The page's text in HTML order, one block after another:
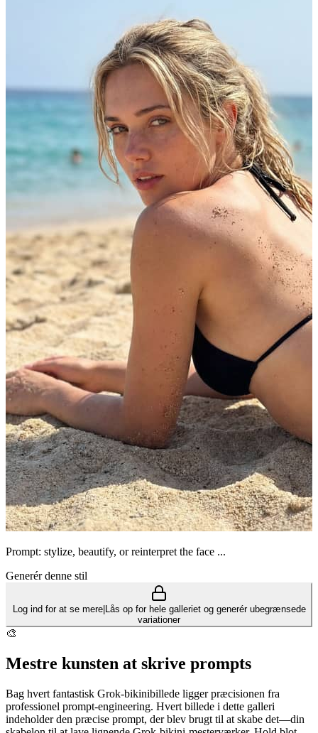
Prompt: stylize, beautify, or reinterpret the face ...
Generér denne stil
Log ind for at se mere|Lås op for hele galleriet og generér ubegrænsede
variationer
🎨
Mestre kunsten at skrive prompts
Bag hvert fantastisk Grok-bikinibillede ligger præcisionen fra
professionel prompt-engineering. Hvert billede i dette galleri
indeholder den præcise prompt, der blev brugt til at skabe det—din